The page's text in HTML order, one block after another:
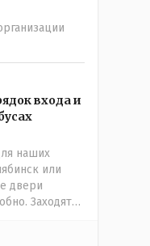
входа и
наших
или
двери
Заходят